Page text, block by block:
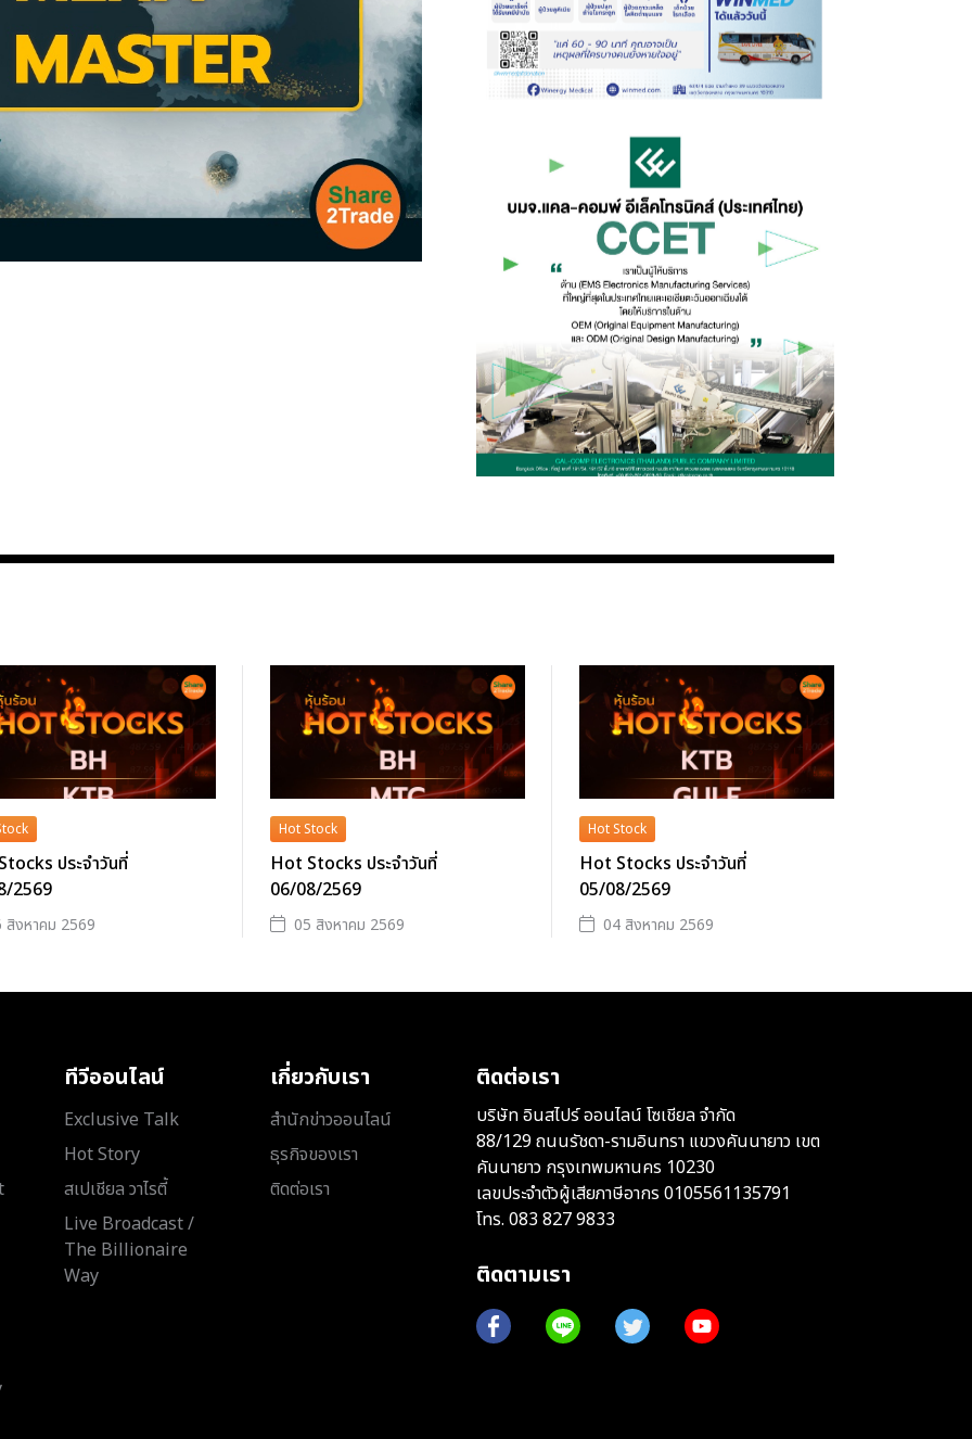
ประจำวันที่
2569
สิงหาคม 2569
Hot Stock
Hot Stocks ประจำวันที่
06/08/2569
05 สิงหาคม 2569
Hot Stock
Hot Stocks ประจำวันที่
05/08/2569
04 สิงหาคม 2569
ทีวีออนไลน์
Exclusive Talk
Hot Story
สเปเชียล วาไรตี้
Live Broadcast /
The Billionaire
Way
เกี่ยวกับเรา
สำนักข่าวออนไลน์
ธุรกิจของเรา
ติดต่อเรา
ติดต่อเรา
บริษัท อินสไปร์ ออนไลน์ โซเชียล จำกัด
88/129 ถนนรัชดา-รามอินทรา แขวงคันนายาว เขต
คันนายาว กรุงเทพมหานคร 10230
เลขประจำตัวผู้เสียภาษีอากร 0105561135791
โทร. 083 827 9833
ติดตามเรา